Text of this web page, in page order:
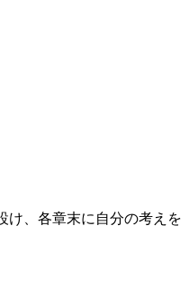
け、各章末に自分の考えを